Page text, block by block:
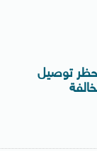
حظر توصيل